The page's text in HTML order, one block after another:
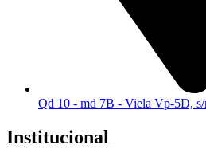
Qd 10 - md 7B - Viela Vp-5D,
Institucional